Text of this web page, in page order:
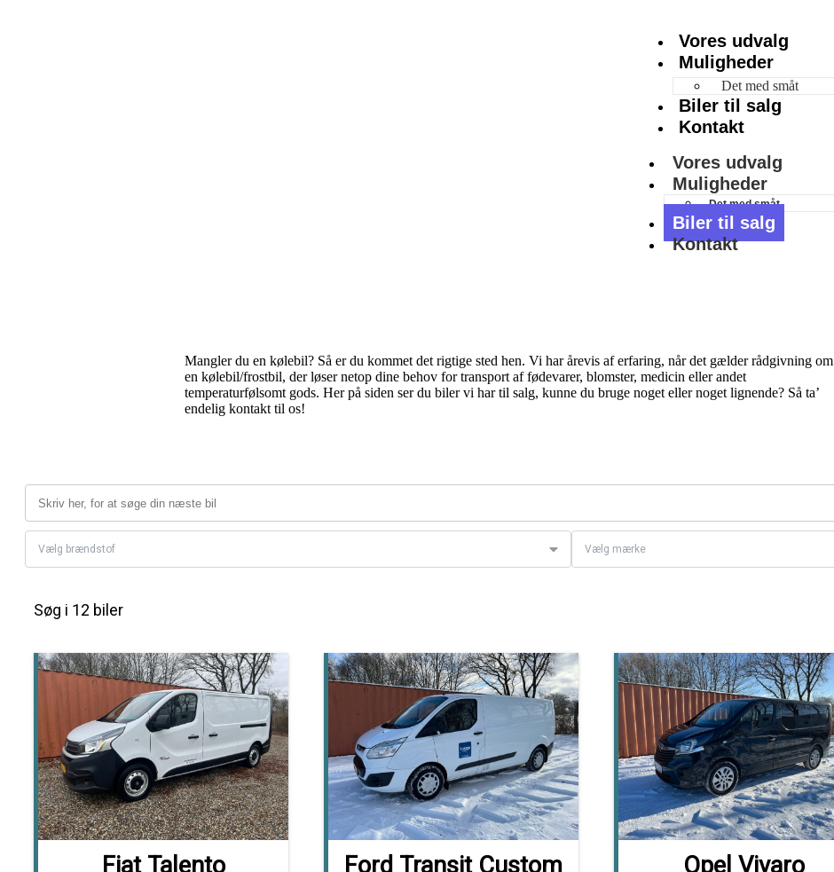
Vores udvalg
Muligheder
Det med småt
Biler til salg
Kontakt
Vores udvalg
Muligheder
Det med småt
Biler til salg
Kontakt
Mangler du en kølebil? Så er du kommet det rigtige sted hen. Vi har årevis af erfaring, når det gælder rådgivning om
en kølebil/frostbil, der løser netop dine behov for transport af fødevarer, blomster, medicin eller andet
temperaturfølsomt gods. Her på siden ser du biler vi har til salg, kunne du bruge noget eller noget lignende? Så ta’
endelig kontakt til os!